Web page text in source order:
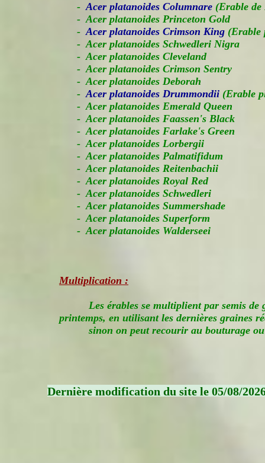
-Acer platanoides Columnare (Erable de
- Acer platanoides Princeton Gold
-Acer platanoides Crimson King (Erable
- Acer platanoides Schwedleri Nigra
- Acer platanoides Cleveland
- Acer platanoides Crimson Sentry
- Acer platanoides Deborah
-Acer platanoides Drummondii (Erable
- Acer platanoides Emerald Queen
- Acer platanoides Faassen's Black
- Acer platanoides Farlake's Green
- Acer platanoides Lorbergii
- Acer platanoides Palmatifidum
- Acer platanoides Reitenbachii
- Acer platanoides Royal Red
- Acer platanoides Schwedleri
- Acer platanoides Summershade
- Acer platanoides Superform
- Acer platanoides Walderseei
Multiplication :
Les érables se multiplient par semis de
printemps, en utilisant les dernières graines
sinon on peut recourir au bouturage
Dernière modification du site le 05/08/